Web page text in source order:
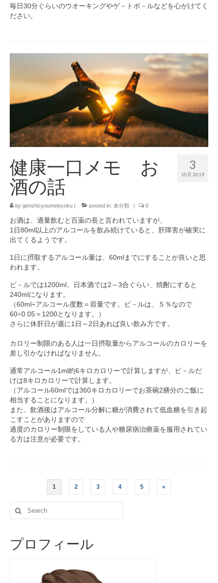
毎日30分ぐらいのウオーキングやゲ－トボ－ルなどを心がけてく
ださい。
3
10月 2019
健康一口メモ お
酒の話
by genshicyoumeisyoku posted in: 未分類 0
お酒は、適量飲むと百薬の長と言われていますが、
1日80ml以上のアルコールを飲み続けていると、肝障害が確実に
出てくるようです。
1日に摂取するアルコール量は、60mlまでにすることが良いと思
われます。
ビ－ルでは1200ml、日本酒では2～3合ぐらい、焼酎にすると
240mlになります。
（60ml÷アルコール度数＝容量です。ビ－ルは、５％なので
60÷0.05＝1200となります。）
さらに休肝日が週に1日～2日あれば良い飲み方です。
カロリー制限のある人は一日摂取量からアルコールのカロリーを
差し引かなければなりません。
通常アルコール1ml約6キロカロリーで計算しますが、ビ－ルだ
けは8キロカロリーで計算します。
（アルコール60mlでは360キロカロリーでお茶碗2膳分のご飯に
相当することになります。）
また、飲酒後はアルコール分解に糖が消費されて低血糖を引き起
こすことがありますので
過度のカロリー制限をしている人や糖尿病治療薬を服用されてい
る方は注意が必要です。
稿
ビ
1 2 3 4 5 »
Search
for:
プロフィール